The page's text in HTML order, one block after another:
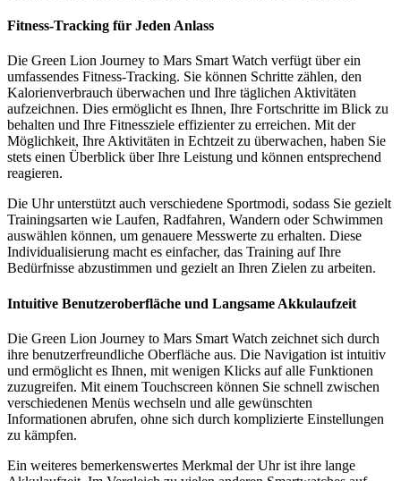
Fitness-Tracking für Jeden Anlass
Die Green Lion Journey to Mars Smart Watch verfügt über ein
umfassendes Fitness-Tracking. Sie können Schritte zählen, den
Kalorienverbrauch überwachen und Ihre täglichen Aktivitäten
aufzeichnen. Dies ermöglicht es Ihnen, Ihre Fortschritte im Blick zu
behalten und Ihre Fitnessziele effizienter zu erreichen. Mit der
Möglichkeit, Ihre Aktivitäten in Echtzeit zu überwachen, haben Sie
stets einen Überblick über Ihre Leistung und können entsprechend
reagieren.
Die Uhr unterstützt auch verschiedene Sportmodi, sodass Sie gezielt
Trainingsarten wie Laufen, Radfahren, Wandern oder Schwimmen
auswählen können, um genauere Messwerte zu erhalten. Diese
Individualisierung macht es einfacher, das Training auf Ihre
Bedürfnisse abzustimmen und gezielt an Ihren Zielen zu arbeiten.
Intuitive Benutzeroberfläche und Langsame Akkulaufzeit
Die Green Lion Journey to Mars Smart Watch zeichnet sich durch
ihre benutzerfreundliche Oberfläche aus. Die Navigation ist intuitiv
und ermöglicht es Ihnen, mit wenigen Klicks auf alle Funktionen
zuzugreifen. Mit einem Touchscreen können Sie schnell zwischen
verschiedenen Menüs wechseln und alle gewünschten
Informationen abrufen, ohne sich durch komplizierte Einstellungen
zu kämpfen.
Ein weiteres bemerkenswertes Merkmal der Uhr ist ihre lange